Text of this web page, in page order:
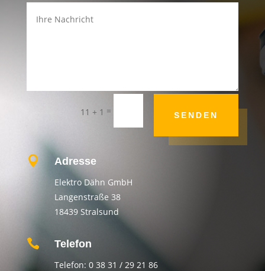
11 + 1 = SENDEN
 Adresse
Elektro Dähn GmbH
Langenstraße 38
18439 Stralsund
 Telefon
Telefon: 0 38 31 / 29 21 86